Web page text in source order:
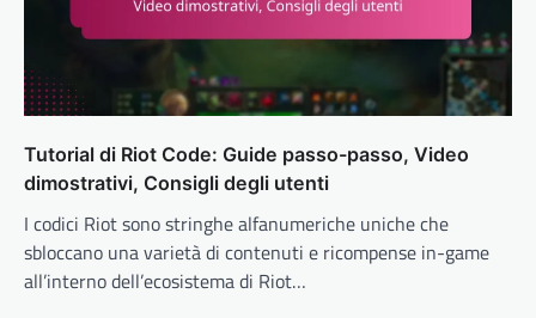
Tutorial di Riot Code: Guide passo-passo, Video
dimostrativi, Consigli degli utenti
I codici Riot sono stringhe alfanumeriche uniche che
sbloccano una varietà di contenuti e ricompense in-game
all’interno dell’ecosistema di Riot…